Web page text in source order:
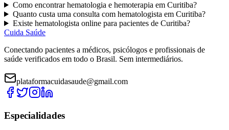
Como encontrarhematologia e hemoterapia em Curitiba?
Quanto custa uma consulta com hematologista em Curitiba?
Existe hematologista online para pacientes de Curitiba?
Cuida Saúde
Conectando pacientes a médicos, psicólogos e profissionais de
saúde verificados em todo o Brasil. Sem intermediários.
plataformacuidasaude@gmail.com
Especialidades